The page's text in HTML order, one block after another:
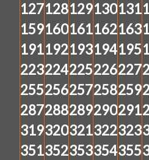
127128129130131
159160161162163
191192193194195
223224225226227
255256257258259
287288289290291
319320321322323
351352353354355